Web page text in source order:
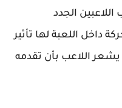
الجدد
داخل اللعبة لها تأثير
يشعر اللاعب بأن تقدمه